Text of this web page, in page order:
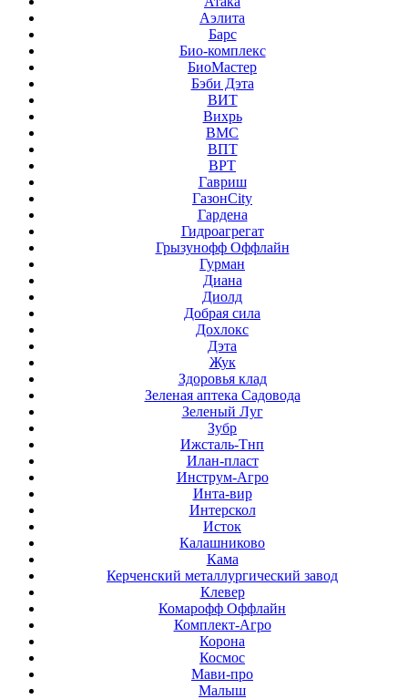
Аэлита
Барс
Био-комплекс
БиоМастер
Бэби Дэта
ВИТ
Вихрь
ВМС
ВПТ
ВРТ
Гавриш
ГазонCity
Гардена
Гидроагрегат
Грызунофф Оффлайн
Гурман
Диана
Диолд
Добрая сила
Дохлокс
Дэта
Жук
Здоровья клад
Зеленая аптека Садовода
Зеленый Луг
Зубр
Ижсталь-Тнп
Илан-пласт
Инструм-Агро
Инта-вир
Интерскол
Исток
Калашниково
Кама
Керченский металлургический завод
Клевер
Комарофф Оффлайн
Комплект-Агро
Корона
Космос
Мави-про
Малыш